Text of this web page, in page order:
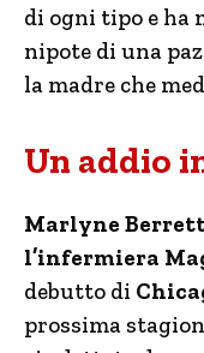
di ogni tipo e ha
nipote di una
la madre che
Un addio
Marlyne
l’infermiera
debutto di
prossima